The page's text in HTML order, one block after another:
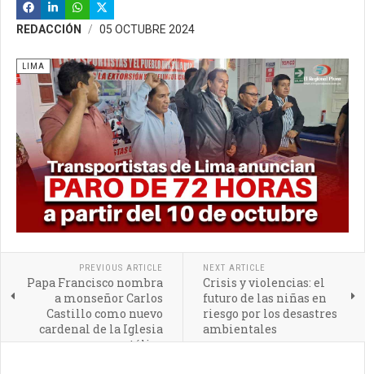
REDACCIÓN 05 OCTUBRE 2024
LIMA
PREVIOUS ARTICLE
Papa Francisco nombra
a monseñor Carlos
Castillo como nuevo
cardenal de la Iglesia
católica
NEXT ARTICLE
Crisis y violencias: el
futuro de las niñas en
riesgo por los desastres
ambientales